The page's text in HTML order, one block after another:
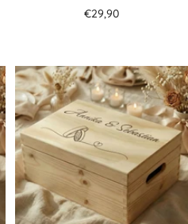
Angebotspreis
€29,90